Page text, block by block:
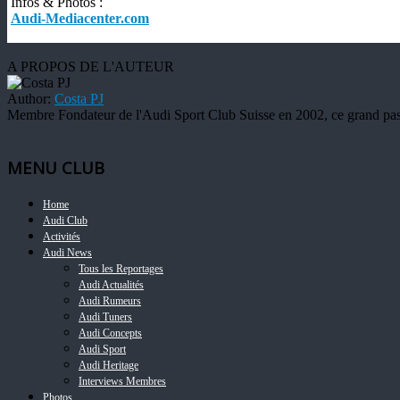
Audi-Mediacenter.com
A PROPOS DE L'AUTEUR
Author: Costa PJ
Membre Fondateur de l'Audi Sport Club Suisse en 2002, ce grand
MENU CLUB
Home
Audi Club
Activités
Audi News
Tous les Reportages
Audi Actualités
Audi Rumeurs
Audi Tuners
Audi Concepts
Audi Sport
Audi Heritage
Interviews Membres
Photos